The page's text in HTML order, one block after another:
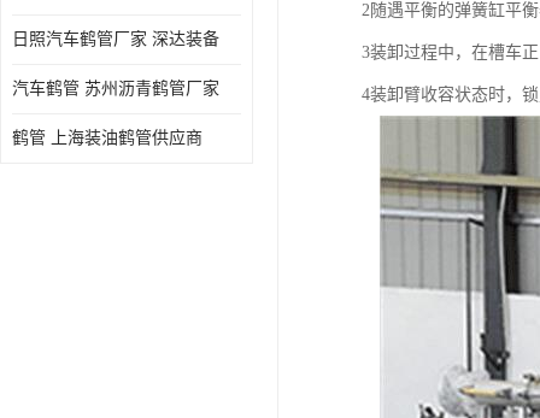
日照汽车鹤管厂家 深达装备
汽车鹤管 苏州沥青鹤管厂家
鹤管 上海装油鹤管供应商
2随遇平衡的弹簧缸平
3装卸过程中，在槽车
4装卸臂收容状态时，